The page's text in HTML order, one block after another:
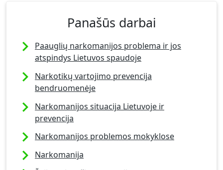
Panašūs darbai
Paauglių narkomanijos problema ir jos
atspindys Lietuvos spaudoje
Narkotikų vartojimo prevencija
bendruomenėje
Narkomanijos situacija Lietuvoje ir
prevencija
Narkomanijos problemos mokyklose
Narkomanija